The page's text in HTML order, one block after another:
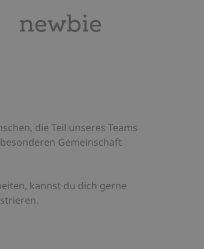
die Teil unseres Teams
Gemeinschaft
kannst du dich gerne